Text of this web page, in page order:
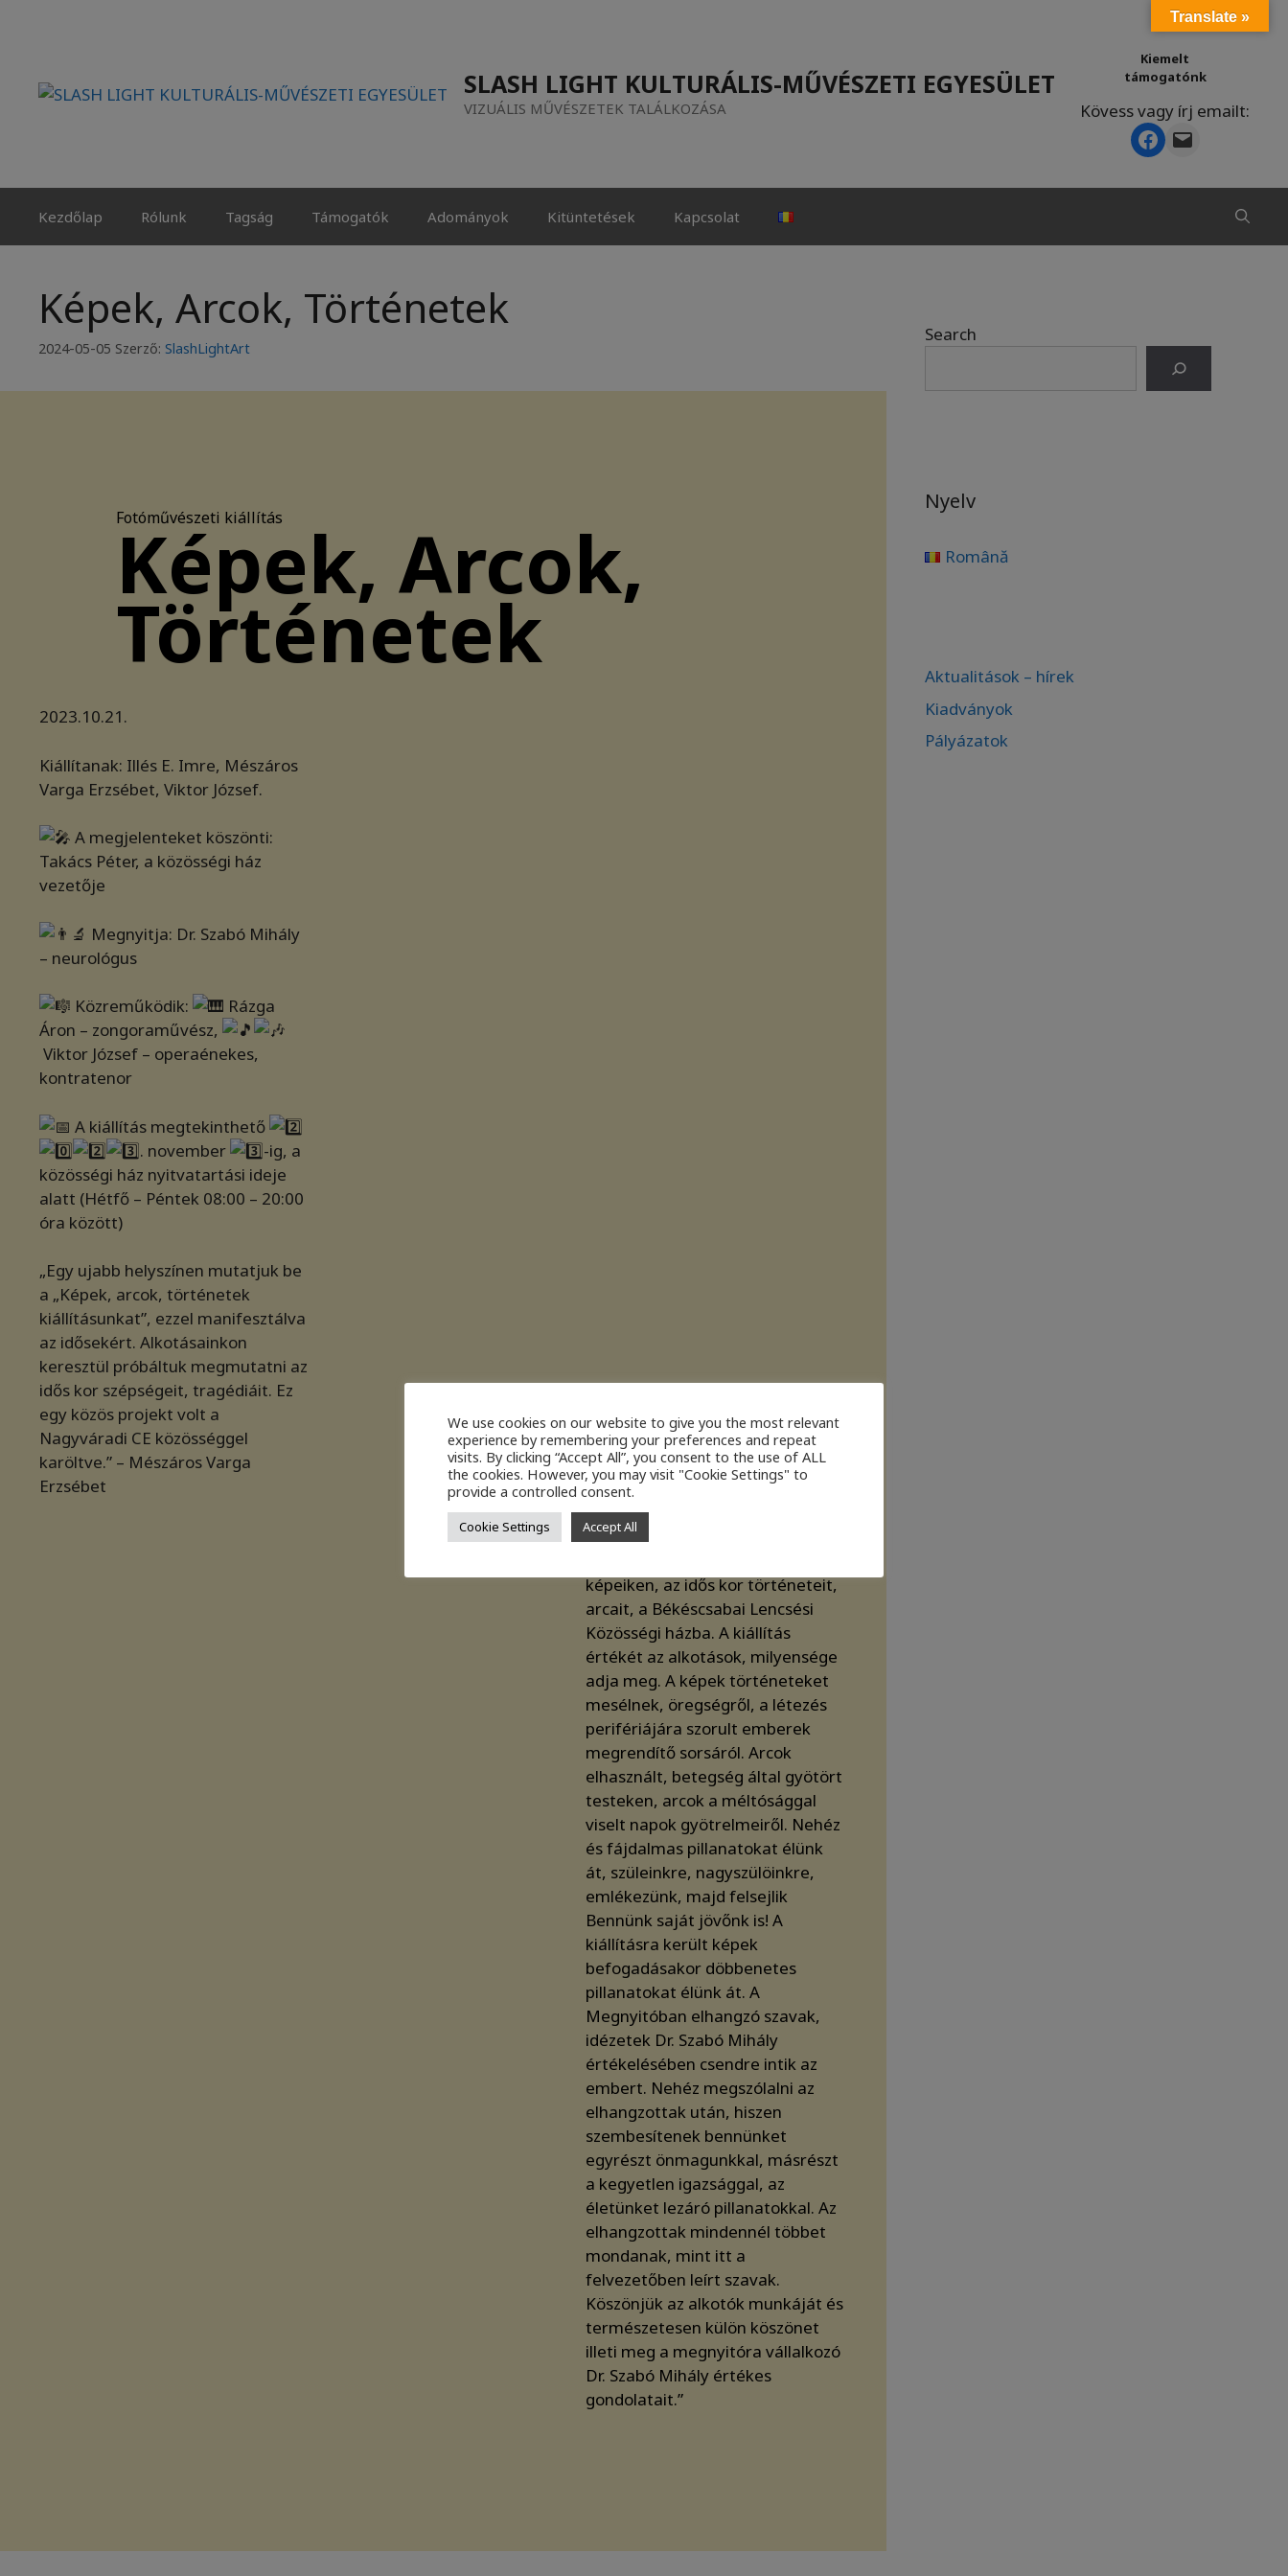
SLASH LIGHT KULTURÁLIS-MŰVÉSZETI EGYESÜLET
VIZUÁLIS MŰVÉSZETEK TALÁLKOZÁSA
Kiemelt
támogatónk
Kövess vagy írj emailt:
Facebook
Mail
Kezdőlap Rólunk Tagság Támogatók Adományok Kitüntetések Kapcsolat
Képek, Arcok, Történetek
2024-05-05 Szerző: SlashLightArt
Fotóművészeti kiállítás
Képek, Arcok,
Történetek
2023.10.21.
Kiállítanak: Illés E. Imre, Mészáros
Varga Erzsébet, Viktor József.
A megjelenteket köszönti:
Takács Péter, a közösségi ház
vezetője
Megnyitja: Dr. Szabó Mihály
– neurológus
Közreműködik:
Rázga
Áron – zongoraművész,
Viktor József – operaénekes,
kontratenor
A kiállítás megtekinthető
. november
-ig, a
közösségi ház nyitvatartási ideje
alatt (Hétfő – Péntek 08:00 – 20:00
óra között)
„Egy ujabb helyszínen mutatjuk be
a „Képek, arcok, történetek
kiállításunkat”, ezzel manifesztálva
az idősekért. Alkotásainkon
keresztül próbáltuk megmutatni az
idős kor szépségeit, tragédiáit. Ez
egy közös projekt volt a
Nagyváradi CE közösséggel
karöltve.” – Mészáros Varga
Erzsébet
képeiken, az idős kor történeteit,
arcait, a Békéscsabai Lencsési
Közösségi házba. A kiállítás
értékét az alkotások, milyensége
adja meg. A képek történeteket
mesélnek, öregségről, a létezés
perifériájára szorult emberek
megrendítő sorsáról. Arcok
elhasznált, betegség által gyötört
testeken, arcok a méltósággal
viselt napok gyötrelmeiről. Nehéz
és fájdalmas pillanatokat élünk
át, szüleinkre, nagyszülöinkre,
emlékezünk, majd felsejlik
Bennünk saját jövőnk is! A
kiállításra került képek
befogadásakor döbbenetes
pillanatokat élünk át. A
Megnyitóban elhangzó szavak,
idézetek Dr. Szabó Mihály
értékelésében csendre intik az
embert. Nehéz megszólalni az
elhangzottak után, hiszen
szembesítenek bennünket
egyrészt önmagunkkal, másrészt
a kegyetlen igazsággal, az
életünket lezáró pillanatokkal. Az
elhangzottak mindennél többet
mondanak, mint itt a
felvezetőben leírt szavak.
Köszönjük az alkotók munkáját és
természetesen külön köszönet
illeti meg a megnyitóra vállalkozó
Dr. Szabó Mihály értékes
gondolatait.”
Search
Nyelv
Română
Aktualitások – hírek
Kiadványok
Pályázatok
We use cookies on our website to give you the most relevant
experience by remembering your preferences and repeat
visits. By clicking “Accept All”, you consent to the use of ALL
the cookies. However, you may visit "Cookie Settings" to
provide a controlled consent.
Cookie Settings Accept All
Translate »